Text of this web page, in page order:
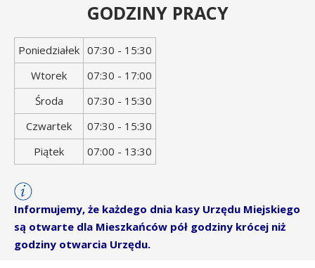
GODZINY PRACY
Dzień
tygodnia
Godziny
otwarcia
Poniedziałek 07:30 - 15:30
Wtorek
07:30 - 17:00
Środa
07:30 - 15:30
Czwartek
07:30 - 15:30
Piątek
07:00 - 13:30
Informujemy, że każdego dnia kasy Urzędu Miejskiego
są otwarte dla Mieszkańców pół godziny krócej niż
godziny otwarcia Urzędu.